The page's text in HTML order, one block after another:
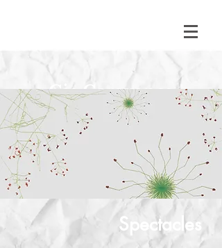
Cie Caravanes
Spectacles